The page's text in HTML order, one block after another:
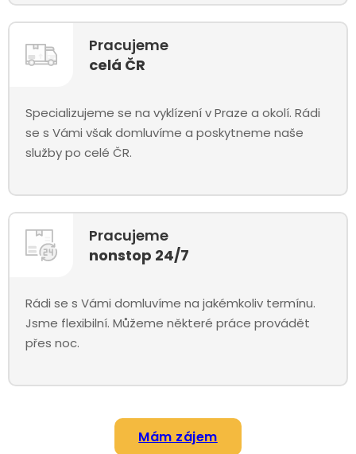
Pracujeme
celá ČR
Specializujeme se na vyklízení v Praze a okolí. Rádi
se s Vámi však domluvíme a poskytneme naše
služby po celé ČR.
Pracujeme
nonstop 24/7
Rádi se s Vámi domluvíme na jakémkoliv termínu.
Jsme flexibilní. Můžeme některé práce provádět
přes noc.
Mám zájem